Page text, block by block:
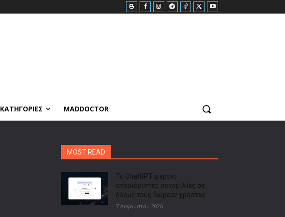
ΚΑΤΗΓΟΡΙΕΣ MADDOCTOR
MOST READ
Το ChatGPT φέρνει
απεριόριστες συνομιλίες σε
όλους τους δωρεάν χρήστες
7 Αυγούστου 2026